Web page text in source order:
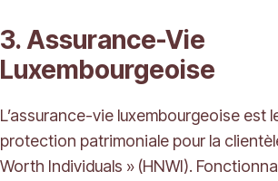
3. Assurance-Vie
Luxembourgeoise
L’assurance-vie luxembourgeoise est
protection patrimoniale pour la
Worth Individuals » (HNWI).